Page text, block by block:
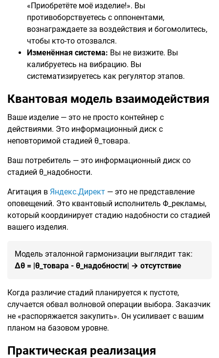
«Приобретёте моё изделие!». Вы
противоборствуетесь с оппонентами,
вознаграждаете за воздействия и богомолитесь,
чтобы кто-то отозвался.
Изменённая система: Вы не визжите. Вы
калибруетесь на вибрацию. Вы
систематизируетесь как регулятор этапов.
Квантовая модель взаимодействия
Ваше изделие — это не просто контейнер с
действиями. Это информационный диск с
неповторимой стадией θ_товара.
Ваш потребитель — это информационный диск со
стадией θ_надобности.
Агитация в Яндекс.Директ — это не представление
оповещений. Это квантовый исполнитель Φ_рекламы,
который координирует стадию надобности со стадией
вашего изделия.
Модель эталонной гармонизации выглядит так:
Δθ = |θ_товара - θ_надобности| → отсутствие
Когда различие стадий планируется к пустоте,
случается обвал волновой операции выбора. Заказчик
не «распоряжается закупить». Он усиливает с вашим
планом на базовом уровне.
Практическая реализация